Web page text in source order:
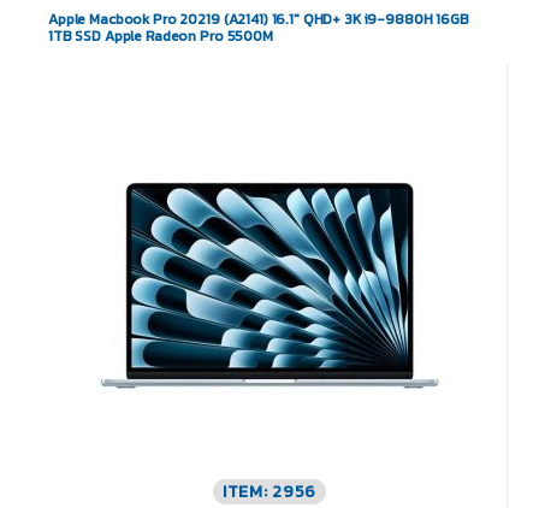
Apple Macbook Pro 20219 (A2141) 16.1″ QHD+ 3K i9-9880H 16GB
1TB SSD Apple Radeon Pro 5500M
ITEM: 2956